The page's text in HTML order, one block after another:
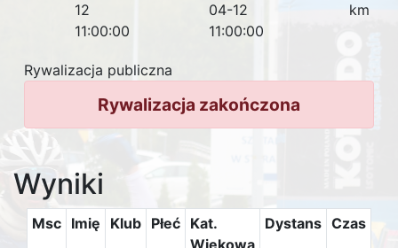
12
11:00:00
04-12
11:00:00
km
Rywalizacja publiczna
Rywalizacja zakończona
Wyniki
Msc Imię Klub Płeć
Kat.
Wiekowa
Dystans Czas